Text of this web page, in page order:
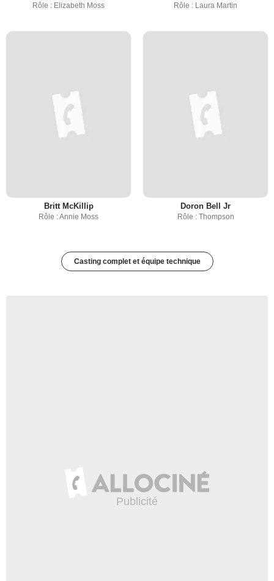
Rôle : Elizabeth Moss Rôle : Laura Martin
Britt McKillip
Rôle : Annie Moss
Doron Bell Jr
Rôle : Thompson
Casting complet et équipe technique